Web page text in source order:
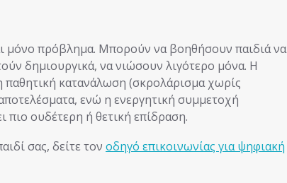
μόνο πρόβλημα. Μπορούν να βοηθήσουν παιδιά να
δημιουργικά, να νιώσουν λιγότερο μόνα. Η
κατανάλωση (σκρολάρισμα χωρίς
ενώ η ενεργητική συμμετοχή
πιο ουδέτερη ή θετική επίδραση.
σας, δείτε τον οδηγό επικοινωνίας για ψηφιακή